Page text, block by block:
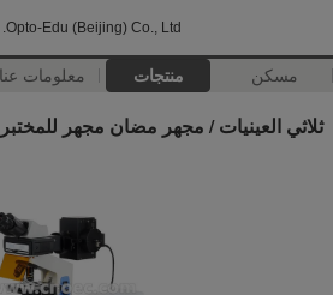
Opto-Edu (Beijing) Co., Ltd.
مسكن منتجات معلومات عنا
ثلاثي العينيات / مجهر مضان مجهر للمختبر A16.0906